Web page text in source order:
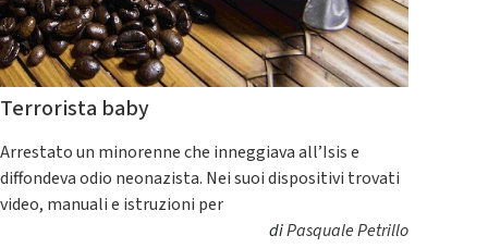
Terrorista baby
Arrestato un minorenne che inneggiava all’Isis e
diffondeva odio neonazista. Nei suoi dispositivi trovati
video, manuali e istruzioni per
diPasquale Petrillo